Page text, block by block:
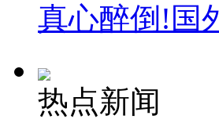
真心醉倒!国
热点新闻